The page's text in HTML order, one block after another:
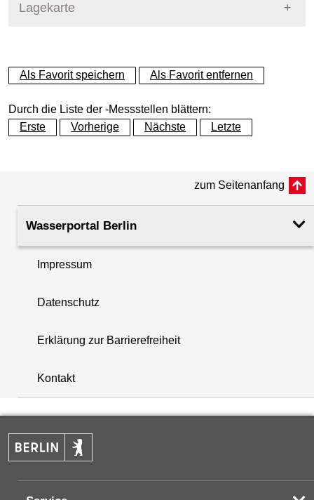
Lagekarte
+
−
+
−
Als Favorit speichern Als Favorit entfernen
Durch die Liste der -Messstellen blättern:
Erste
Vorherige Nächste Letzte
zum Seitenanfang
Wasserportal Berlin
Impressum
Datenschutz
Erklärung zur Barrierefreiheit
Kontakt